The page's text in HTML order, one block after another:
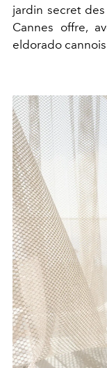
jardin secret
Cannes offre,
eldorado